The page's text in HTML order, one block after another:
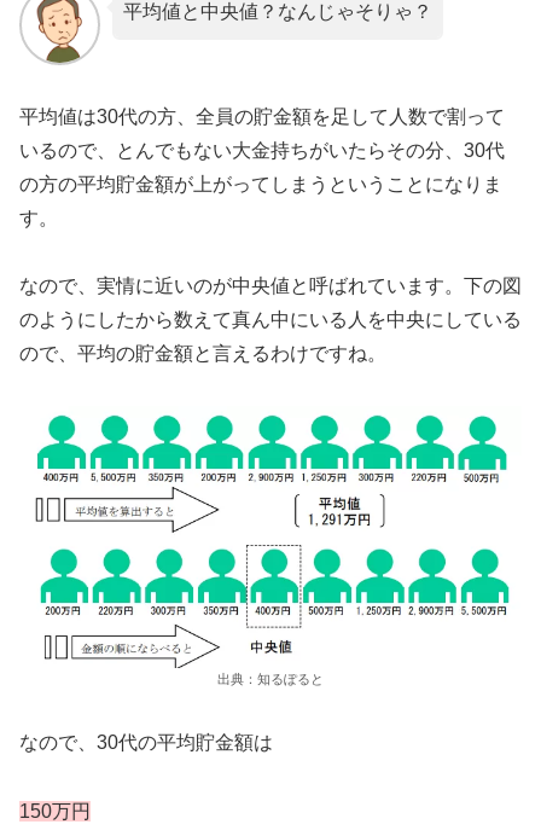
平均値と中央値？なんじゃそりゃ？
平均値は30代の方、全員の貯金額を足して人数で割って
いるので、とんでもない大金持ちがいたらその分、30代
の方の平均貯金額が上がってしまうということになりま
す。
なので、実情に近いのが中央値と呼ばれています。下の図
のようにしたから数えて真ん中にいる人を中央にしている
ので、平均の貯金額と言えるわけですね。
出典：知るぽると
なので、30代の平均貯金額は
150万円